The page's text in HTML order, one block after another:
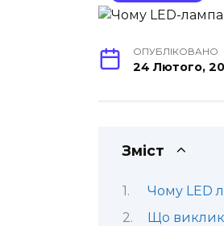
ОПУБЛІКОВАНО
24 Лютого,
Зміст
Чому LED
Що